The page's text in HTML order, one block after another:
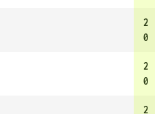
2
0
2
0
2